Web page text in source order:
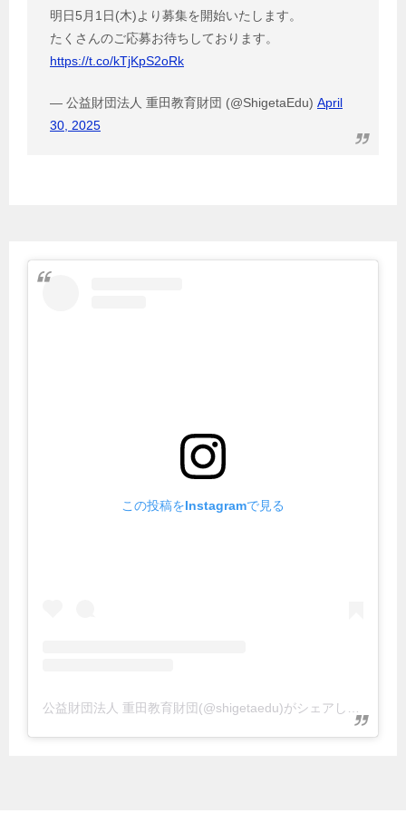
明日5月1日(木)より募集を開始いたします。
たくさんのご応募お待ちしております。
https://t.co/kTjKpS2oRk
— 公益財団法人 重田教育財団 (@ShigetaEdu) April
30, 2025
この投稿をInstagramで見る